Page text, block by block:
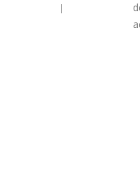
de verano
actividades [...]